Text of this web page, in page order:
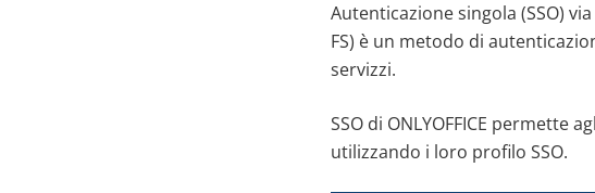
Autenticazione singola (SSO)
FS) è un metodo di
servizzi.
SSO di ONLYOFFICE permette
utilizzando i loro profilo SSO.